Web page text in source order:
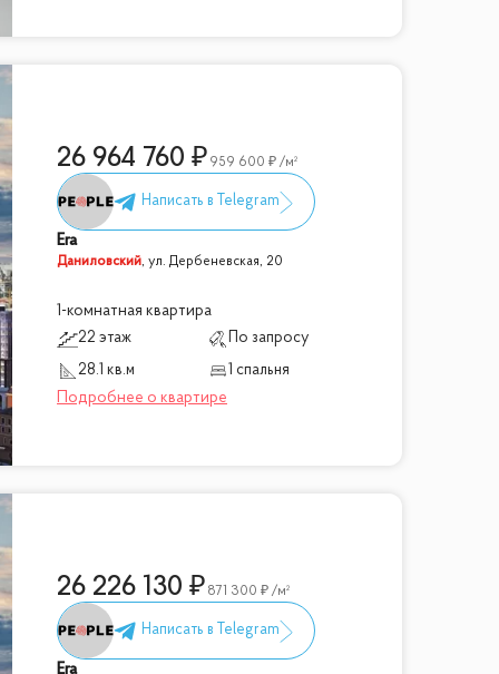
26 964 760 959 600 /м²
Era
Даниловский, ул. Дербеневская, 20
1-комнатная квартира
22 этаж
По запросу
28.1 кв.м
1 спальня
26 226 130 871 300 /м²
Era